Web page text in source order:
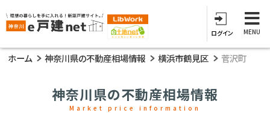
ログイン MENU
ホーム 神奈川県の不動産相場情報 横浜市鶴見区 菅沢町
神奈川県の不動産相場情報
Market price information